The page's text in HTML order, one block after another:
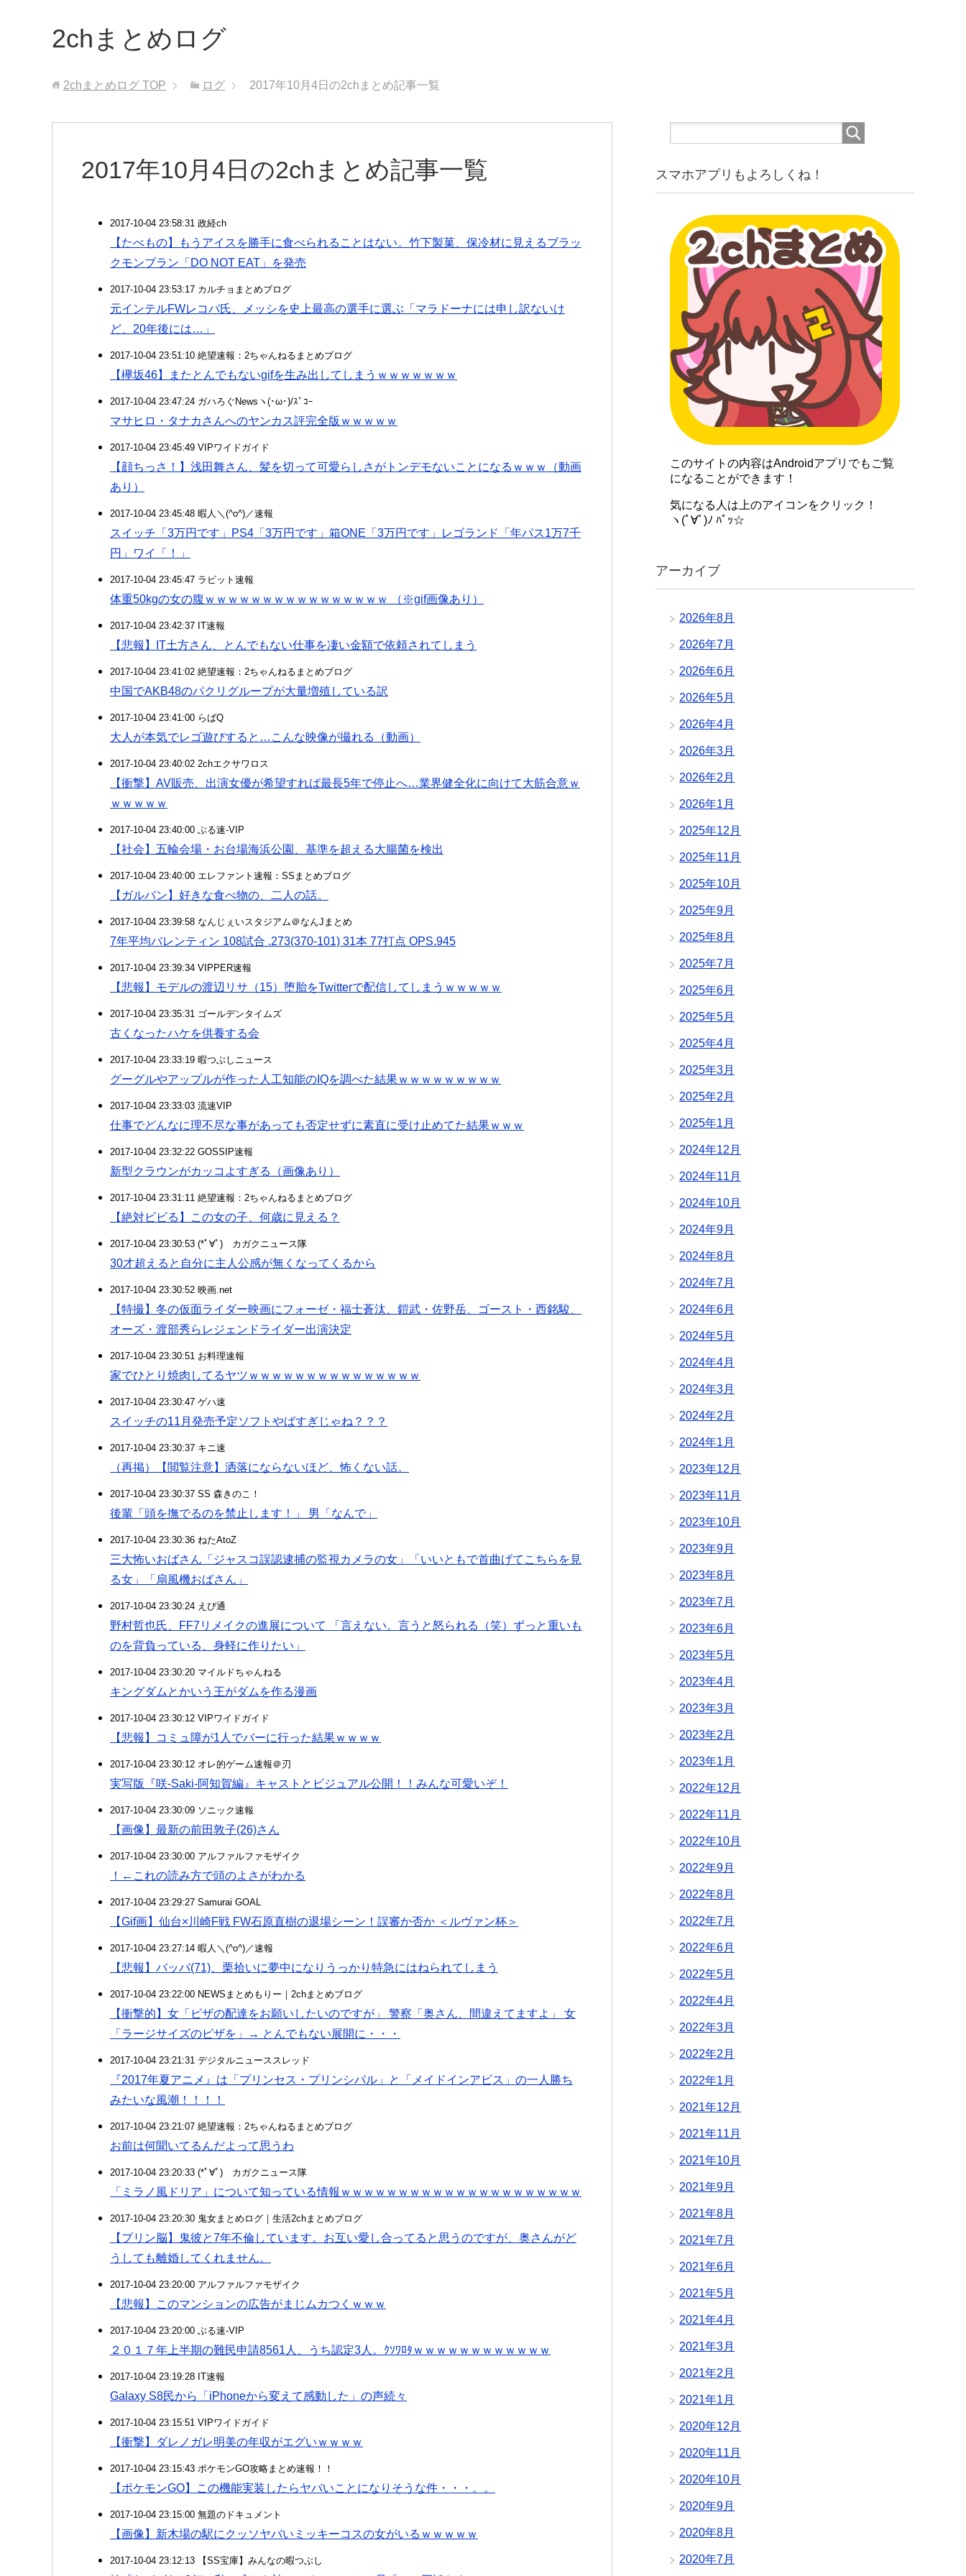
2chまとめログ
2chまとめログ TOP ログ 2017年10月4日の2chまとめ記事一覧
2017年10月4日の2chまとめ記事一覧
2017-10-04 23:58:31 政経ch
【たべもの】もうアイスを勝手に食べられることはない。竹下製菓、保冷材に見えるブラッ
クモンブラン「DO NOT EAT」を発売
2017-10-04 23:53:17 カルチョまとめブログ
元インテルFWレコバ氏、メッシを史上最高の選手に選ぶ「マラドーナには申し訳ないけ
ど、20年後には…」
2017-10-04 23:51:10 絶望速報：2ちゃんねるまとめブログ
【欅坂46】またとんでもないgifを生み出してしまうｗｗｗｗｗｗｗ
2017-10-04 23:47:24 ガハろぐNewsヽ(･ω･)/ｽﾞｺｰ
マサヒロ・タナカさんへのヤンカス評完全版ｗｗｗｗｗ
2017-10-04 23:45:49 VIPワイドガイド
【顔ちっさ！】浅田舞さん、髪を切って可愛らしさがトンデモないことになるｗｗｗ（動画
あり）
2017-10-04 23:45:48 暇人＼(^o^)／速報
スイッチ「3万円です」PS4「3万円です」箱ONE「3万円です」レゴランド「年パス1万7千
円」ワイ「！」
2017-10-04 23:45:47 ラビット速報
体重50kgの女の腹ｗｗｗｗｗｗｗｗｗｗｗｗｗｗｗｗ （※gif画像あり）
2017-10-04 23:42:37 IT速報
【悲報】IT土方さん、とんでもない仕事を凄い金額で依頼されてしまう
2017-10-04 23:41:02 絶望速報：2ちゃんねるまとめブログ
中国でAKB48のパクリグループが大量増殖している訳
2017-10-04 23:41:00 らばQ
大人が本気でレゴ遊びすると…こんな映像が撮れる（動画）
2017-10-04 23:40:02 2chエクサワロス
【衝撃】AV販売、出演女優が希望すれば最長5年で停止へ…業界健全化に向けて大筋合意ｗ
ｗｗｗｗｗ
2017-10-04 23:40:00 ぶる速-VIP
【社会】五輪会場・お台場海浜公園、基準を超える大腸菌を検出
2017-10-04 23:40:00 エレファント速報：SSまとめブログ
【ガルパン】好きな食べ物の、二人の話。
2017-10-04 23:39:58 なんじぇいスタジアム＠なんJまとめ
7年平均バレンティン 108試合 .273(370-101) 31本 77打点 OPS.945
2017-10-04 23:39:34 VIPPER速報
【悲報】モデルの渡辺リサ（15）堕胎をTwitterで配信してしまうｗｗｗｗｗ
2017-10-04 23:35:31 ゴールデンタイムズ
古くなったハケを供養する会
2017-10-04 23:33:19 暇つぶしニュース
グーグルやアップルが作った人工知能のIQを調べた結果ｗｗｗｗｗｗｗｗｗ
2017-10-04 23:33:03 流速VIP
仕事でどんなに理不尽な事があっても否定せずに素直に受け止めてた結果ｗｗｗ
2017-10-04 23:32:22 GOSSIP速報
新型クラウンがカッコよすぎる（画像あり）
2017-10-04 23:31:11 絶望速報：2ちゃんねるまとめブログ
【絶対ビビる】この女の子、何歳に見える？
2017-10-04 23:30:53 (*ﾟ∀ﾟ)ゞカガクニュース隊
30才超えると自分に主人公感が無くなってくるから
2017-10-04 23:30:52 映画.net
【特撮】冬の仮面ライダー映画にフォーゼ・福士蒼汰、鎧武・佐野岳、ゴースト・西銘駿、
オーズ・渡部秀らレジェンドライダー出演決定
2017-10-04 23:30:51 お料理速報
家でひとり焼肉してるヤツｗｗｗｗｗｗｗｗｗｗｗｗｗｗｗ
2017-10-04 23:30:47 ゲハ速
スイッチの11月発売予定ソフトやばすぎじゃね？？？
2017-10-04 23:30:37 キニ速
（再掲）【閲覧注意】洒落にならないほど、怖くない話。
2017-10-04 23:30:37 SS 森きのこ！
後輩「頭を撫でるのを禁止します！」 男「なんで」
2017-10-04 23:30:36 ねたAtoZ
三大怖いおばさん「ジャスコ誤認逮捕の監視カメラの女」「いいともで首曲げてこちらを見
る女」「扇風機おばさん」
2017-10-04 23:30:24 えび通
野村哲也氏、FF7リメイクの進展について 「言えない。言うと怒られる（笑）ずっと重いも
のを背負っている、身軽に作りたい」
2017-10-04 23:30:20 マイルドちゃんねる
キングダムとかいう王がダムを作る漫画
2017-10-04 23:30:12 VIPワイドガイド
【悲報】コミュ障が1人でバーに行った結果ｗｗｗｗ
2017-10-04 23:30:12 オレ的ゲーム速報＠刃
実写版『咲-Saki-阿知賀編』キャストとビジュアル公開！！みんな可愛いぞ！
2017-10-04 23:30:09 ソニック速報
【画像】最新の前田敦子(26)さん
2017-10-04 23:30:00 アルファルファモザイク
！←これの読み方で頭のよさがわかる
2017-10-04 23:29:27 Samurai GOAL
【Gif画】仙台×川崎F戦 FW石原直樹の退場シーン！誤審か否か ＜ルヴァン杯＞
2017-10-04 23:27:14 暇人＼(^o^)／速報
【悲報】バッバ(71)、栗拾いに夢中になりうっかり特急にはねられてしまう
2017-10-04 23:22:00 NEWSまとめもりー｜2chまとめブログ
【衝撃的】女「ピザの配達をお願いしたいのですが」 警察「奥さん、間違えてますよ」 女
「ラージサイズのピザを」→ とんでもない展開に・・・
2017-10-04 23:21:31 デジタルニューススレッド
『2017年夏アニメ』は「プリンセス・プリンシパル」と「メイドインアビス」の一人勝ち
みたいな風潮！！！！
2017-10-04 23:21:07 絶望速報：2ちゃんねるまとめブログ
お前は何聞いてるんだよって思うわ
2017-10-04 23:20:33 (*ﾟ∀ﾟ)ゞカガクニュース隊
「ミラノ風ドリア」について知っている情報ｗｗｗｗｗｗｗｗｗｗｗｗｗｗｗｗｗｗｗｗｗ
2017-10-04 23:20:30 鬼女まとめログ｜生活2chまとめブログ
【プリン脳】鬼彼と7年不倫しています。お互い愛し合ってると思うのですが、奥さんがど
うしても離婚してくれません。
2017-10-04 23:20:00 アルファルファモザイク
【悲報】このマンションの広告がまじムカつくｗｗｗ
2017-10-04 23:20:00 ぶる速-VIP
２０１７年上半期の難民申請8561人、うち認定3人。ｸｿﾜﾛﾀｗｗｗｗｗｗｗｗｗｗｗｗ
2017-10-04 23:19:28 IT速報
Galaxy S8民から「iPhoneから変えて感動した」の声続々
2017-10-04 23:15:51 VIPワイドガイド
【衝撃】ダレノガレ明美の年収がエグいｗｗｗｗ
2017-10-04 23:15:43 ポケモンGO攻略まとめ速報！！
【ポケモンGO】この機能実装したらヤバいことになりそうな件・・・。。
2017-10-04 23:15:00 無題のドキュメント
【画像】新木場の駅にクッソヤバいミッキーコスの女がいるｗｗｗｗｗ
2017-10-04 23:12:13 【SS宝庫】みんなの暇つぶし
スマホアプリもよろしくね！
このサイトの内容はAndroidアプリでもご覧
になることができます！
気になる人は上のアイコンをクリック！
ヽ(ﾟ∀ﾟ)ﾉ ﾊﾟｯ☆
アーカイブ
2026年8月
2026年7月
2026年6月
2026年5月
2026年4月
2026年3月
2026年2月
2026年1月
2025年12月
2025年11月
2025年10月
2025年9月
2025年8月
2025年7月
2025年6月
2025年5月
2025年4月
2025年3月
2025年2月
2025年1月
2024年12月
2024年11月
2024年10月
2024年9月
2024年8月
2024年7月
2024年6月
2024年5月
2024年4月
2024年3月
2024年2月
2024年1月
2023年12月
2023年11月
2023年10月
2023年9月
2023年8月
2023年7月
2023年6月
2023年5月
2023年4月
2023年3月
2023年2月
2023年1月
2022年12月
2022年11月
2022年10月
2022年9月
2022年8月
2022年7月
2022年6月
2022年5月
2022年4月
2022年3月
2022年2月
2022年1月
2021年12月
2021年11月
2021年10月
2021年9月
2021年8月
2021年7月
2021年6月
2021年5月
2021年4月
2021年3月
2021年2月
2021年1月
2020年12月
2020年11月
2020年10月
2020年9月
2020年8月
2020年7月